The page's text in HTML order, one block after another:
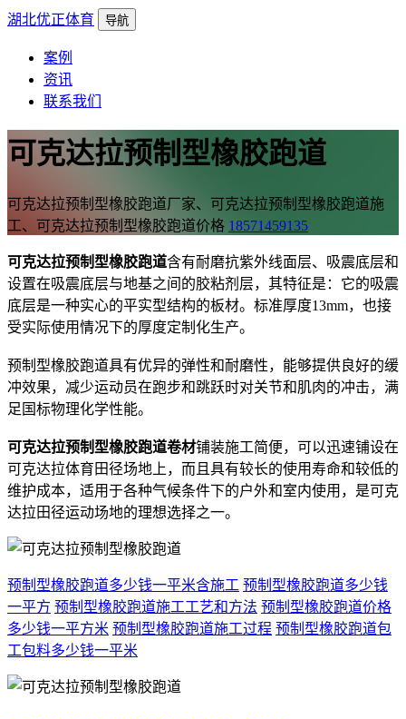
湖北优正体育 导航
案例
资讯
联系我们
可克达拉预制型橡胶跑道
可克达拉预制型橡胶跑道厂家、可克达拉预制型橡胶跑道施
工、可克达拉预制型橡胶跑道价格 18571459135
可克达拉预制型橡胶跑道含有耐磨抗紫外线面层、吸震底层和
设置在吸震底层与地基之间的胶粘剂层，其特征是：它的吸震
底层是一种实心的平实型结构的板材。标准厚度13mm，也接
受实际使用情况下的厚度定制化生产。
预制型橡胶跑道具有优异的弹性和耐磨性，能够提供良好的缓
冲效果，减少运动员在跑步和跳跃时对关节和肌肉的冲击，满
足国标物理化学性能。
可克达拉预制型橡胶跑道卷材铺装施工简便，可以迅速铺设在
可克达拉体育田径场地上，而且具有较长的使用寿命和较低的
维护成本，适用于各种气候条件下的户外和室内使用，是可克
达拉田径运动场地的理想选择之一。
预制型橡胶跑道多少钱一平米含施工 预制型橡胶跑道多少钱
一平方 预制型橡胶跑道施工工艺和方法 预制型橡胶跑道价格
多少钱一平方米 预制型橡胶跑道施工过程 预制型橡胶跑道包
工包料多少钱一平米